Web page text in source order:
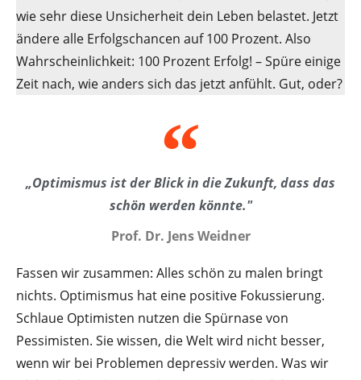
wie sehr diese Unsicherheit dein Leben belastet. Jetzt
ändere alle Erfolgschancen auf 100 Prozent. Also
Wahrscheinlichkeit: 100 Prozent Erfolg! – Spüre einige
Zeit nach, wie anders sich das jetzt anfühlt. Gut, oder?
„Optimismus ist der Blick in die Zukunft, dass das
schön werden könnte."
Prof. Dr. Jens Weidner
Fassen wir zusammen: Alles schön zu malen bringt
nichts. Optimismus hat eine positive Fokussierung.
Schlaue Optimisten nutzen die Spürnase von
Pessimisten. Sie wissen, die Welt wird nicht besser,
wenn wir bei Problemen depressiv werden. Was wir